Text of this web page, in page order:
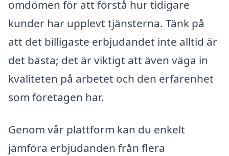
omdömen för att förstå hur tidigare
kunder har upplevt tjänsterna. Tänk på
att det billigaste erbjudandet inte alltid är
det bästa; det är viktigt att även väga in
kvaliteten på arbetet och den erfarenhet
som företagen har.
Genom vår plattform kan du enkelt
jämföra erbjudanden från flera